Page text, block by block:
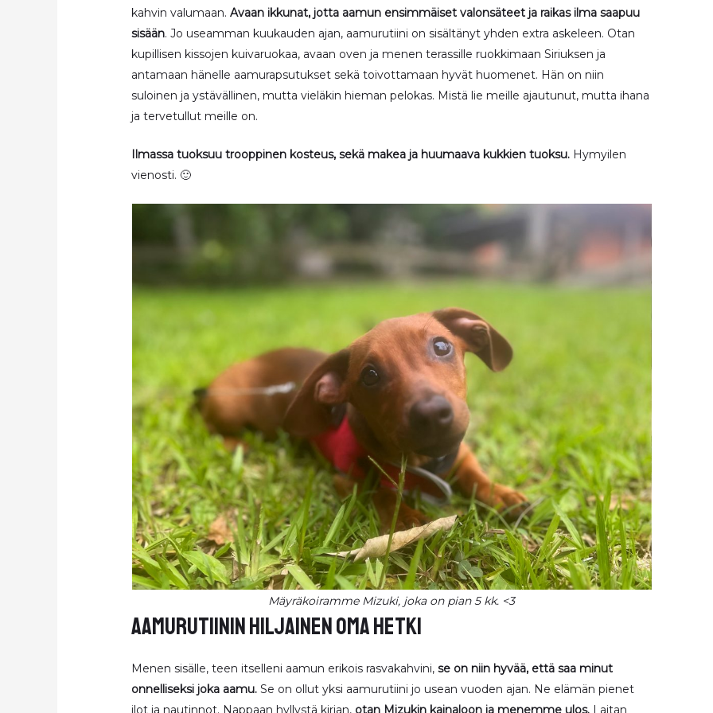
kahvin valumaan.Avaan ikkunat, jotta aamun ensimmäiset valonsäteet ja raikas ilma saapuu
sisään. Jo useamman kuukauden ajan, aamurutiini on sisältänyt yhden extra askeleen. Otan
kupillisen kissojen kuivaruokaa, avaan oven ja menen terassille ruokkimaan Siriuksen ja
antamaan hänelle aamurapsutukset sekä toivottamaan hyvät huomenet. Hän on niin
suloinen ja ystävällinen, mutta vieläkin hieman pelokas. Mistä lie meille ajautunut, mutta ihana
ja tervetullut meille on.
Ilmassa tuoksuu trooppinen kosteus, sekä makea ja huumaava kukkien tuoksu. Hymyilen
vienosti. 🙂
Mäyräkoiramme Mizuki, joka on pian 5 kk. <3
aamurutiinin hiljainen oma hetki
Menen sisälle, teen itselleni aamun erikois rasvakahvini,se on niin hyvää, että saa minut
onnelliseksi joka aamu.Se on ollut yksi aamurutiini jo usean vuoden ajan. Ne elämän pienet
ilot ja nautinnot. Nappaan hyllystä kirjan, otan Mizukin kainaloon ja menemme ulos. Laitan